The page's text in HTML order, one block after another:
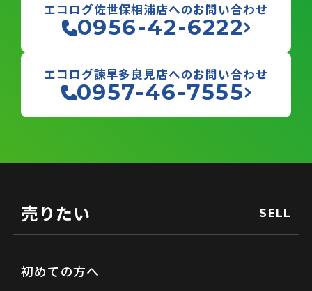
エコログ佐世保相浦店へのお問い合わせ
0956-42-6222
エコログ諫早多良見店へのお問い合わせ
0957-46-7555
売りたい SELL
初めての方へ